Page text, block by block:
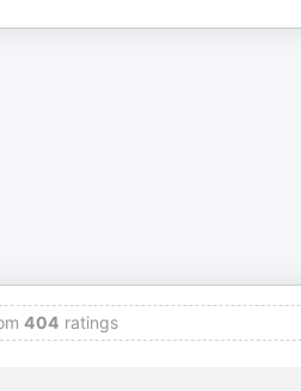
404 ratings